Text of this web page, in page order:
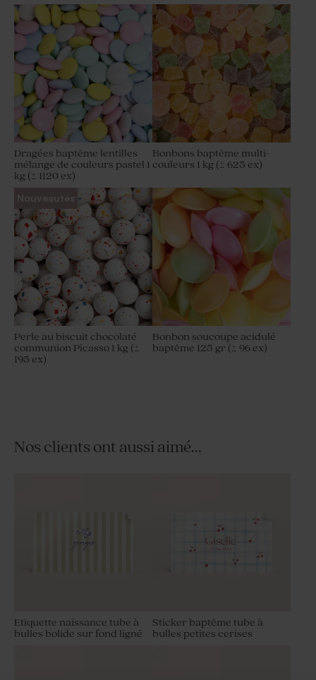
Dragées baptême lentilles
mélange de couleurs pastel 1
kg (± 1120 ex)
Bonbons baptême multi-
couleurs 1 kg (± 625 ex)
Nouveautés
Perle au biscuit chocolaté
communion Picasso 1 kg (±
195 ex)
Bonbon soucoupe acidulé
baptême 125 gr (± 96 ex)
Nos clients ont aussi aimé...
Etiquette naissance tube à
bulles bolide sur fond ligné
Sticker baptême tube à
bulles petites cerises